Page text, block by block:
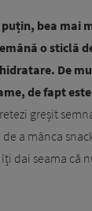
bea mai
o sticlă
De
de fapt
greșit
a mânca
dai seama că